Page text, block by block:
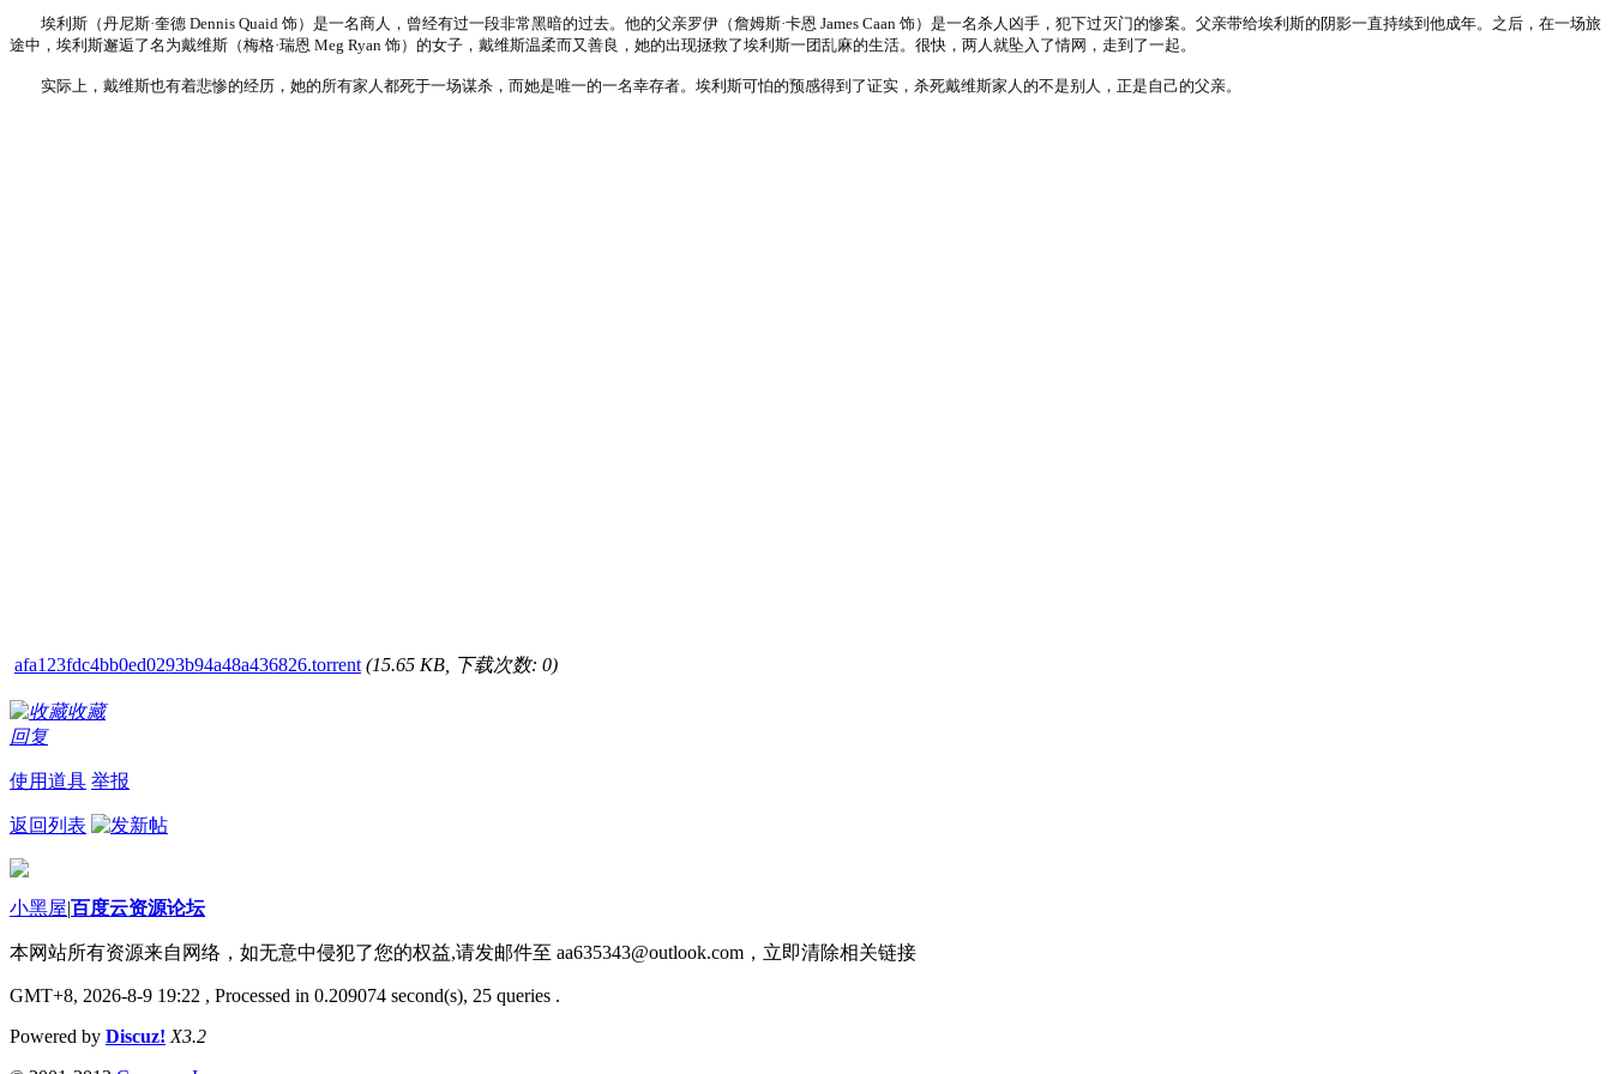
埃利斯（丹尼斯·奎德 Dennis Quaid 饰）是一名商人，曾经有过一段非常黑暗的过去。他的父亲罗伊（詹姆斯·卡恩 James Caan 饰）是一名杀人凶手，犯下过灭门的惨案。父亲带给埃利斯的阴影一直持续到他成年。之后，在一场旅
途中，埃利斯邂逅了名为戴维斯（梅格·瑞恩 Meg Ryan 饰）的女子，戴维斯温柔而又善良，她的出现拯救了埃利斯一团乱麻的生活。很快，两人就坠入了情网，走到了一起。
实际上，戴维斯也有着悲惨的经历，她的所有家人都死于一场谋杀，而她是唯一的一名幸存者。埃利斯可怕的预感得到了证实，杀死戴维斯家人的不是别人，正是自己的父亲。
afa123fdc4bb0ed0293b94a48a436826.torrent (15.65 KB, 下载次数: 0)
收藏
回复
使用道具 举报
返回列表
小黑屋|百度云资源论坛
本网站所有资源来自网络，如无意中侵犯了您的权益,请发邮件至 aa635343@outlook.com ，立即清除相关链接
GMT+8, 2026-8-9 19:22 , Processed in 0.209074 second(s), 25 queries .
Powered by Discuz! X3.2